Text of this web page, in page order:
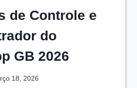
de Controle e
do
GB 2026
18, 2026